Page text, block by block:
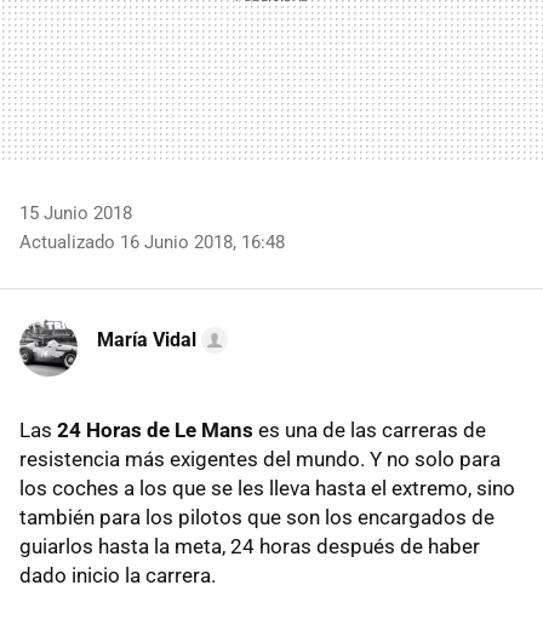
15 Junio 2018
Actualizado 16 Junio 2018, 16:48
María Vidal
Las 24 Horas de Le Mans es una de las carreras de
resistencia más exigentes del mundo. Y no solo para
los coches a los que se les lleva hasta el extremo, sino
también para los pilotos que son los encargados de
guiarlos hasta la meta, 24 horas después de haber
dado inicio la carrera.